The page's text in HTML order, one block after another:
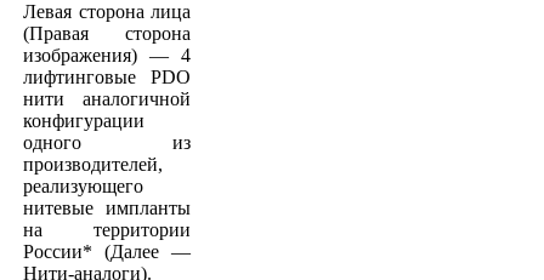
Левая сторона лица
(Правая сторона
изображения) — 4
лифтинговые PDO
нити аналогичной
конфигурации
одного из
производителей,
реализующего
нитевые импланты
на территории
России* (Далее —
Нити-аналоги).